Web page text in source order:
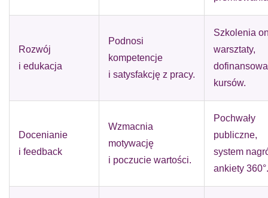
Rozwój
i edukacja
Podnosi
kompetencje
i satysfakcję z pracy.
Szkolenia
warsztaty,
kursów.
Docenianie
i feedback
Wzmacnia
motywację
i poczucie wartości.
Pochwały
publiczne,
system
ankiety 360°.